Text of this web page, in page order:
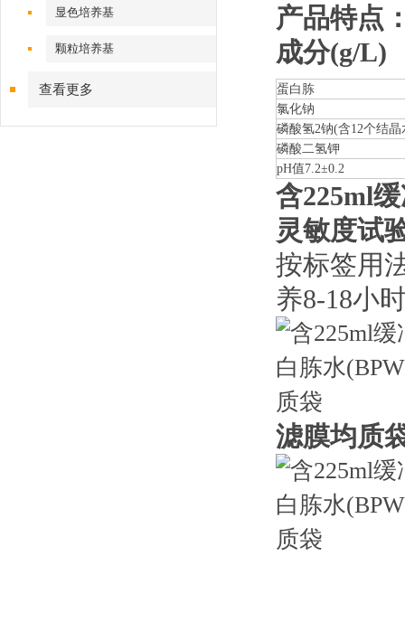
显色培养基
颗粒培养基
查看更多
产品特点
成分(g/L)
蛋白胨
氯化钠
磷酸氢2钠(含12个结晶
磷酸二氢钾
pH值7.2±0.2
含225ml
灵敏度试
按标签用
养8-18小
滤膜均质